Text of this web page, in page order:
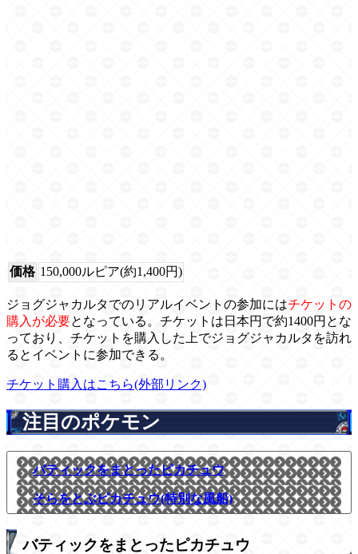
価格 150,000ルピア(約1,400円)
ジョグジャカルタでのリアルイベントの参加にはチケットの
購入が必要となっている。チケットは日本円で約1400円とな
っており、チケットを購入した上でジョグジャカルタを訪れ
るとイベントに参加できる。
チケット購入はこちら(外部リンク)
注目のポケモン
バティックをまとったピカチュウ
そらをとぶピカチュウ(特別な風船)
バティックをまとったピカチュウ